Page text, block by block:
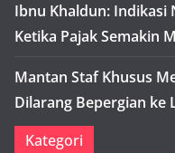
Ibnu Khaldun: Indikasi
Ketika Pajak Semakin
Mantan Staf Khusus
Dilarang Bepergian ke
Kategori